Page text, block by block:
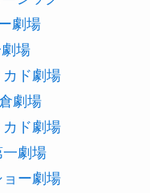
劇場
場
ド劇場
劇場
ド劇場
一劇場
ー劇場